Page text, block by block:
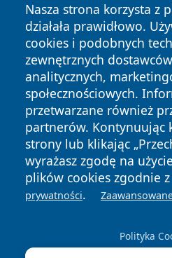
Nasza strona korzysta z
działała prawidłowo.
cookies i podobnych
zewnętrznych
analitycznych,
społecznościowych.
przetwarzane również
partnerów. Kontynuując
strony lub klikając
wyrażasz zgodę na
plików cookies zgodnie z
prywatności.
Polityka
Copyright © 2026
zastrzeżone.
News Autorzy
Polityka